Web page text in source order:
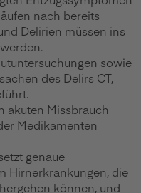
nach bereits
Delirien müssen ins
sowie
des Delirs CT,
akuten Missbrauch
Medikamenten
genaue
Hirnerkrankungen, die
können, und